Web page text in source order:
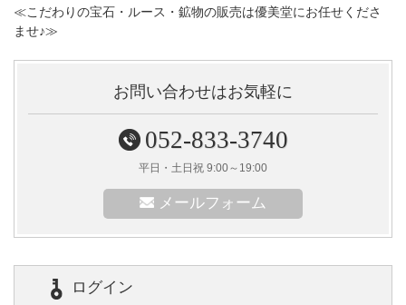
≪こだわりの宝石・ルース・鉱物の販売は優美堂にお任せくださ
ませ♪≫
お問い合わせはお気軽に
052-833-3740
平日・土日祝 9:00～19:00
メールフォーム
ログイン